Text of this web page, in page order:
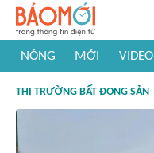
NÓNG MỚI VIDEO
#Khám phá thế giới
THỊ TRƯỜNG BẤT ĐỘNG SẢN